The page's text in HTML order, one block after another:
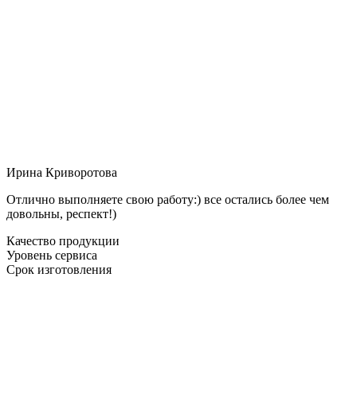
Ирина Криворотова
Отлично выполняете свою работу:) все остались более чем
довольны, респект!)
Качество продукции
Уровень сервиса
Срок изготовления